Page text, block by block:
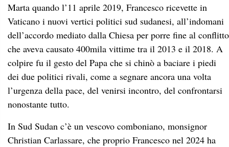
Marta quando l’11 aprile 2019, Francesco ricevette in
Vaticano i nuovi vertici politici sud sudanesi, all’indomani
dell’accordo mediato dalla Chiesa per porre fine al conflitto
che aveva causato 400mila vittime tra il 2013 e il 2018. A
colpire fu il gesto del Papa che si chinò a baciare i piedi
dei due politici rivali, come a segnare ancora una volta
l’urgenza della pace, del venirsi incontro, del confrontarsi
nonostante tutto.
In Sud Sudan c’è un vescovo comboniano, monsignor
Christian Carlassare, che proprio Francesco nel 2024 ha